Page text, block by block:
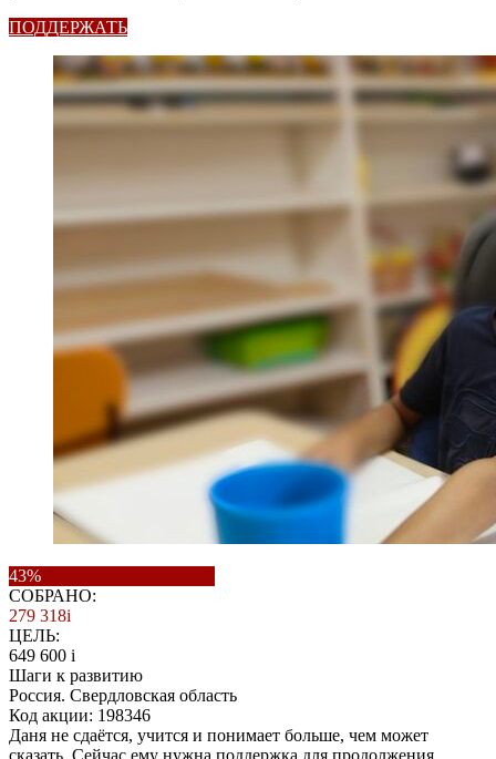
ПОДДЕРЖАТЬ
43%
СОБРАНО:
279 318i
ЦЕЛЬ:
649 600 i
Шаги к развитию
Россия. Свердловская область
Код акции: 198346
Даня не сдаётся, учится и понимает больше, чем может
сказать. Сейчас ему нужна поддержка для продолжения